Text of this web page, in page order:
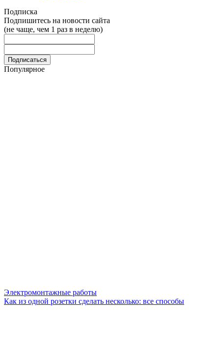
Подписка
Подпишитесь на новости сайта
(не чаще, чем 1 раз в неделю)
Популярное
Электромонтажные работы
Как из одной розетки сделать несколько: все способы